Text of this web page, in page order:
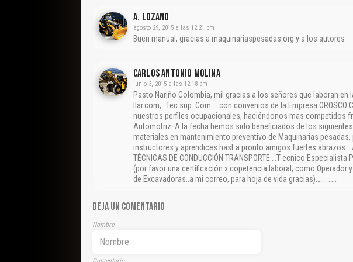
A. Lozano
agosto 29, 2015 a las 12:21 pm
Buen manual, gracias a maquinariaspesadas.org y a los autores
CARLOS ANTONIO MOLINA
junio 3, 2015 a las 12:18 pm
Pasto Nariño Colombia, mil gracias a los señores que laboran en
llar.com,…Tec sup. Com…..con convenios de la Empresa OROSCO
nuestros perfiles ocupacionales, haciéndonos mas competidos
Automotriz. A la fecha hemos sido beneficiados de los
materiales en mantenimiento preventivo de Maquinarias
instructores y aprendices.hast a pronto amigos fuertes
TÉCNICAS DE CONDUCCIÓN TRANSPORTE….T ecnico
(por favor una certificación x copetencia laboral, como Operador
de Excavadoras..a mi correo, para hoja de vida gracias)……. ……
DEJA UN COMENTARIO
Nombre